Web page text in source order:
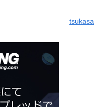
tsukasa